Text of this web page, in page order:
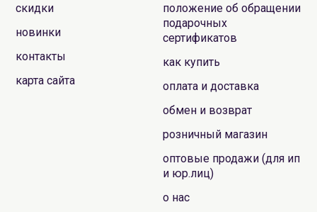
скидки
новинки
контакты
карта сайта
положение об обращении
подарочных
сертификатов
как купить
оплата и доставка
обмен и возврат
розничный магазин
оптовые продажи (для ип
и юр.лиц)
о нас